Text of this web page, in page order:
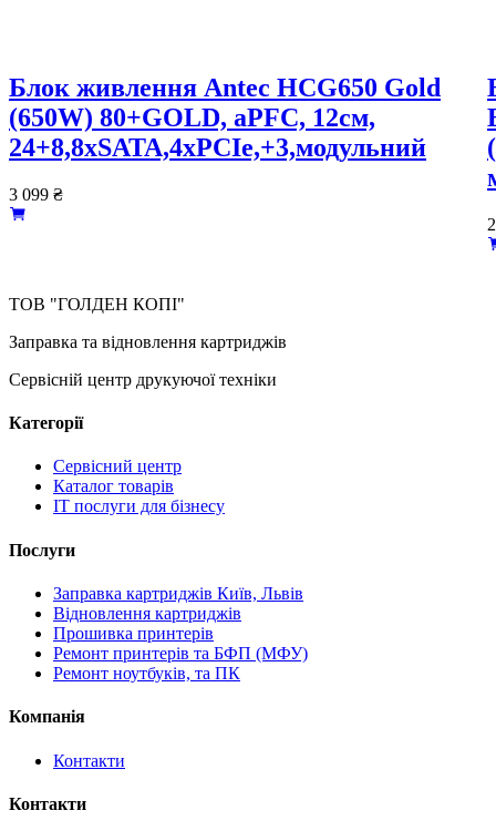
Блок живлення Antec HCG650 Gold
(650W) 80+GOLD, aPFC, 12см,
24+8,8xSATA,4xPCIe,+3,модульний
3 099 ₴
ТОВ "ГОЛДЕН КОПІ"
Заправка та відновлення картриджів
Сервісній центр друкуючої техніки
Категорії
Сервісний центр
Каталог товарів
IT послуги для бізнесу
Послуги
Заправка картриджів Київ, Львів
Відновлення картриджів
Прошивка принтерів
Ремонт принтерів та БФП (МФУ)
Ремонт ноутбуків, та ПК
Компанія
Контакти
Контакти